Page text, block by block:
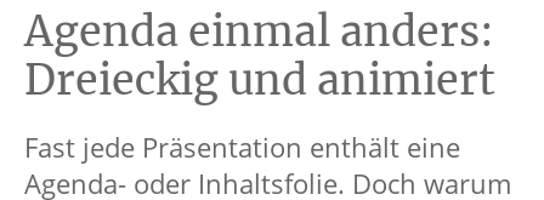
Agenda einmal anders:
Dreieckig und animiert
Fast jede Präsentation enthält eine
Agenda- oder Inhaltsfolie. Doch warum